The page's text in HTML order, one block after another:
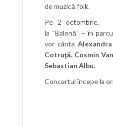
de muzică folk.
Pe 2 octombrie,
la “Balenă” – în
vor cânta
Cotruţă, Cosmin
Sebastian Albu.
Concertul începe la